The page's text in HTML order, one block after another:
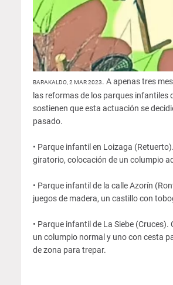
BARAKALDO, 2 MAR 2023. A apenas tres
las reformas de los parques infantiles
sostienen que esta actuación se
pasado.
• Parque infantil en Loizaga
giratorio, colocación de un columpio
• Parque infantil de la calle Azorín
juegos de madera, un castillo con
• Parque infantil de La Siebe
un columpio normal y uno con cesta
de zona para trepar.